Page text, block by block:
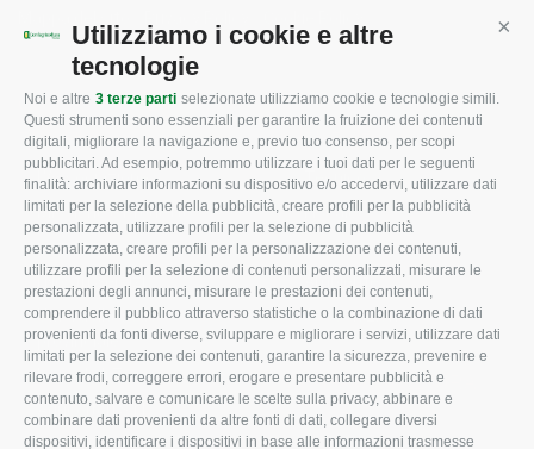
Utilizziamo i cookie e altre
tecnologie
Noi e altre 3 terze parti selezionate utilizziamo cookie e tecnologie simili.
Questi strumenti sono essenziali per garantire la fruizione dei contenuti
digitali, migliorare la navigazione e, previo tuo consenso, per scopi
pubblicitari. Ad esempio, potremmo utilizzare i tuoi dati per le seguenti
finalità: archiviare informazioni su dispositivo e/o accedervi, utilizzare dati
limitati per la selezione della pubblicità, creare profili per la pubblicità
personalizzata, utilizzare profili per la selezione di pubblicità
personalizzata, creare profili per la personalizzazione dei contenuti,
utilizzare profili per la selezione di contenuti personalizzati, misurare le
prestazioni degli annunci, misurare le prestazioni dei contenuti,
comprendere il pubblico attraverso statistiche o la combinazione di dati
provenienti da fonti diverse, sviluppare e migliorare i servizi, utilizzare dati
limitati per la selezione dei contenuti, garantire la sicurezza, prevenire e
rilevare frodi, correggere errori, erogare e presentare pubblicità e
contenuto, salvare e comunicare le scelte sulla privacy, abbinare e
combinare dati provenienti da altre fonti di dati, collegare diversi
dispositivi, identificare i dispositivi in base alle informazioni trasmesse
CONFAGRICOLTURA
ROVIGO
L'Associazione
Missione e Progetto
Organigramma aziendale
I Nostri Servizi
Uffici della Sede
provinciale
Le Sedi di Zona
Agricoltori S.r.l.
Whistleblowing
CONFAGRICOLTURA
INFORMA
Tecnico
Fiscale
Lavoro
Ambiente
Associazione
CONFAGRICOLTURA
ATTIVA